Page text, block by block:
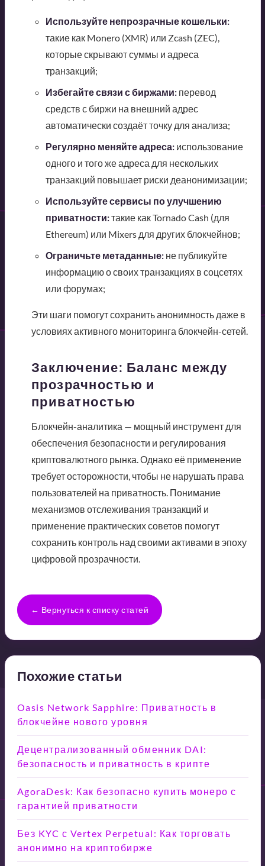
Используйте непрозрачные кошельки:
такие как Monero (XMR) или Zcash (ZEC),
которые скрывают суммы и адреса
транзакций;
Избегайте связи с биржами:перевод
средств с биржи на внешний адрес
автоматически создаёт точку для анализа;
Регулярно меняйте адреса:использование
одного и того же адреса для нескольких
транзакций повышает риски деанонимизации;
Используйте сервисы по улучшению
приватности:такие как Tornado Cash (для
Ethereum) или Mixers для других блокчейнов;
Ограничьте метаданные:не публикуйте
информацию о своих транзакциях в соцсетях
или форумах;
Эти шаги помогут сохранить анонимность даже в
условиях активного мониторинга блокчейн-сетей.
Заключение: Баланс между
прозрачностью и
приватностью
Блокчейн-аналитика — мощный инструмент для
обеспечения безопасности и регулирования
криптовалютного рынка. Однако её применение
требует осторожности, чтобы не нарушать права
пользователей на приватность. Понимание
механизмов отслеживания транзакций и
применение практических советов помогут
сохранить контроль над своими активами в эпоху
цифровой прозрачности.
← Вернуться к списку статей
Похожие статьи
Oasis Network Sapphire: Приватность в
блокчейне нового уровня
Децентрализованный обменник DAI:
безопасность и приватность в крипте
AgoraDesk: Как безопасно купить монеро с
гарантией приватности
Без KYC с Vertex Perpetual: Как торговать
анонимно на криптобирже